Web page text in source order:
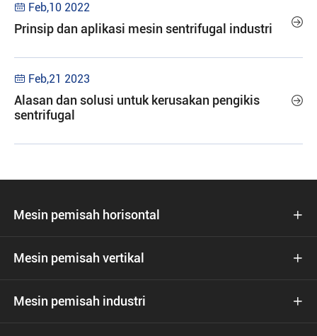
 Feb,10 2022
Prinsip dan aplikasi mesin sentrifugal industri 
 Feb,21 2023
Alasan dan solusi untuk kerusakan pengikis
sentrifugal

Mesin pemisah horisontal 
Mesin pemisah vertikal 
Mesin pemisah industri 